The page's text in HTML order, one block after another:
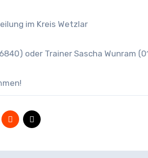
im Kreis Wetzlar
oder Trainer Sascha Wunram